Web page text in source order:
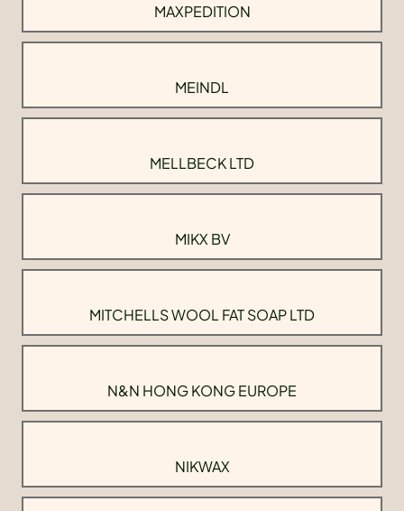
MAXPEDITION
MEINDL
MELLBECK LTD
MIKX BV
MITCHELLS WOOL FAT SOAP LTD
N&N HONG KONG EUROPE
NIKWAX